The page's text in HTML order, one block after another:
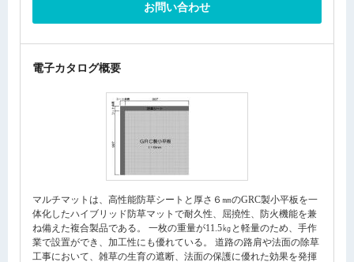
お問い合わせ
電子カタログ概要
マルチマットは、高性能防草シートと厚さ６㎜のGRC製小平板を一
体化したハイブリッド防草マットで耐久性、屈撓性、防火機能を兼
ね備えた複合製品である。 一枚の重量が11.5㎏と軽量のため、手作
業で設置ができ、加工性にも優れている。 道路の路肩や法面の除草
工事において、雑草の生育の遮断、法面の保護に優れた効果を発揮